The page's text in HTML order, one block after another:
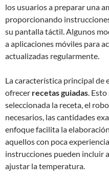
los usuarios a preparar una
proporcionando
su pantalla táctil. Algunos
a aplicaciones móviles para
actualizadas regularmente.
La característica principal de
ofrecer recetas guiadas.
seleccionada la receta, el
necesarios, las cantidades
enfoque facilita la
aquellos con poca
instrucciones pueden incluir
ajustar la temperatura.